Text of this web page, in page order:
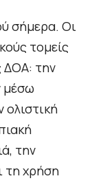
σήμερα. Οι
τομείς
ΔΟΑ: την
μέσω
την
τη χρήση